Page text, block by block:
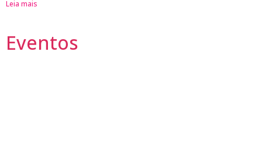
Leia mais
Eventos